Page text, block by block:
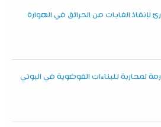
لإنقاذ الغابات من الحرائق في الهوارة
لمحاربة للبناءات الفوضوية في البوني